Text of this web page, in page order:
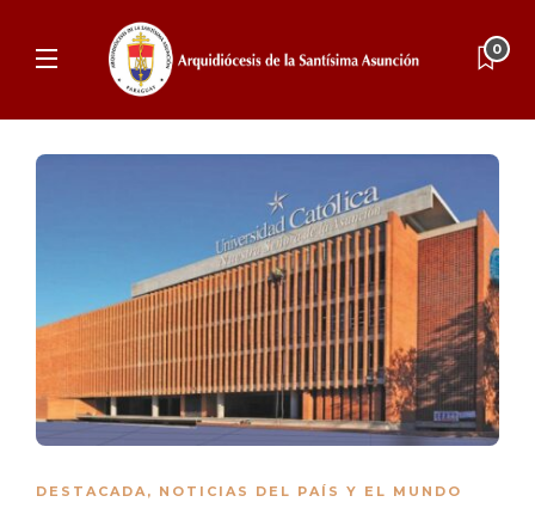
0
DESTACADA, NOTICIAS DEL PAÍS Y EL MUNDO